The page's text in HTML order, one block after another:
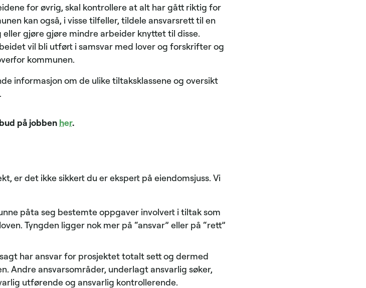
for øvrig, skal kontrollere at alt har gått riktig for
kan også, i visse tilfeller, tildele ansvarsrett til en
gjøre gjøre mindre arbeider knyttet til disse.
vil bli utført i samsvar med lover og forskrifter og
kommunen.
informasjon om de ulike tiltaksklassene og oversikt
på jobben her.
er det ikke sikkert du er ekspert på eiendomsjuss. Vi
påta seg bestemte oppgaver involvert i tiltak som
Tyngden ligger nok mer på “ansvar” eller på “rett”
har ansvar for prosjektet totalt sett og dermed
Andre ansvarsområder, underlagt ansvarlig søker,
utførende og ansvarlig kontrollerende.